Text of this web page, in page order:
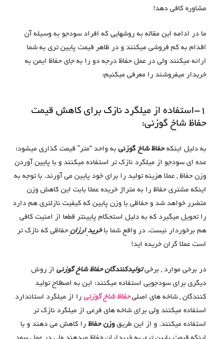
مشاوره کافی دهد!
ما در ادامه این مقاله به روشهایی که افراد سودجو به وسیله آن
اقدام به کم فروشی میکنند و در ظاهر قیمت پایین تری به شما
ارائه میکنند ولی در عمل حفاظ درجه دو را به جای حفاظ ایمن به
خریدار میفروشند را معرفی میکنیم:
1-استفاده از میلگرد نازک برای کاهش قیمت
حفاظ شاخ گوزنی:
به دلیل اینکهحفاظ شاخ گوزنی به واحد “متر” قیمت گذاری میشود؛
عده ای سودجو از میلگرد نازک تر استفاده میکنند و با پایین آوردن
وزن حفاظ , عملا هزینه تولید را برای خود پایین می آورند. با توجه به
اینکه مشتری حفاظ را به متراژ خریده عملا بابت این کاهش وزن
متضرر خواهد شد و حفاظی با وزن پایین که کیفیت نازلتری هم دارد
را تحویل میگیرد که به دلیل استحکام پایینتر قطعا از امنیت کافی
هم برخوردار نیست. در واقع شما باخریدِ ارزانِ حفاظی که نازک تر
است عملا گران خریده اید!
در برخی موارد , برخیتولیدکنندگان حفاظ شاخ گوزنی از روش
دیگری برای سودجویی استفاده میکنند: این به اصطلاح تولید
کنندگان , شاخه های اصلیحفاظ شاخ گوزنی را از میلگرد استاندارد
استفاده میکنند ولی برای شاخه های فرعی از میلگرد نازک تر
استفاده میکنند. و از این طریق وزن حفاظ را کاهش می دهند و با